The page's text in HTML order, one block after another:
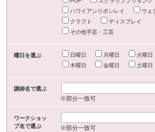
ハワイアンリボンレイ
ウェ
クラフト
ディスプレイ
その他手芸・工芸
曜日を選ぶ 日曜日 月曜日 火曜日
木曜日
金曜日 土曜日
講師名で選ぶ
※部分一致可
ワークショッ
プ名で選ぶ
※部分一致可